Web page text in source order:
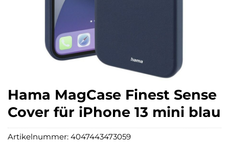
Hama MagCase Finest Sense
Cover für iPhone 13 mini blau
Artikelnummer: 4047443473059